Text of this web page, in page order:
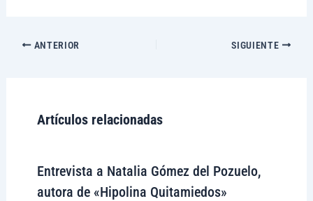
ANTERIOR SIGUIENTE
Artículos relacionadas
Entrevista a Natalia Gómez del Pozuelo,
autora de «Hipolina Quitamiedos»